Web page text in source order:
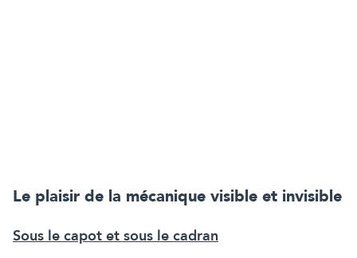
Le plaisir de la mécanique visible et invisible
Sous le capot et sous le cadran